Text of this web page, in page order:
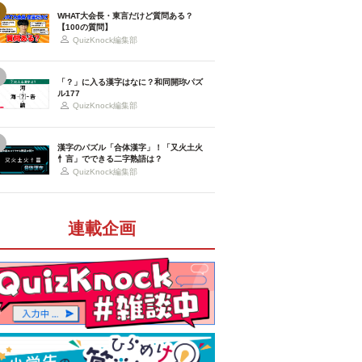
WHAT大会長・東言だけど質問ある？
【100の質問】
QuizKnock編集部
「？」に入る漢字はなに？和同開珎パズ
ル177
QuizKnock編集部
漢字のパズル「合体漢字」！「又火土火
忄言」でできる二字熟語は？
QuizKnock編集部
連載企画